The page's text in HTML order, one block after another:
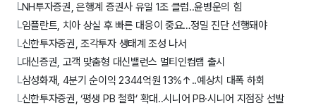
└NH투자증권, 은행계 증권사 유일 1조 클럽..윤병운의 힘
└임플란트, 치아 상실 후 빠른 대응이 중요…정밀 진단 선행돼야
└신한투자증권, 조각투자 생태계 조성 나서
└대신증권, 고객 맞춤형 대신밸런스 멀티인컴랩 출시
└삼성화재, 4분기 순이익 2344억원 13%↑..예상치 대폭 하회
└신한투자증권, ‘평생 PB 철학’ 확대..시니어 PB·시니어 지점장 선발